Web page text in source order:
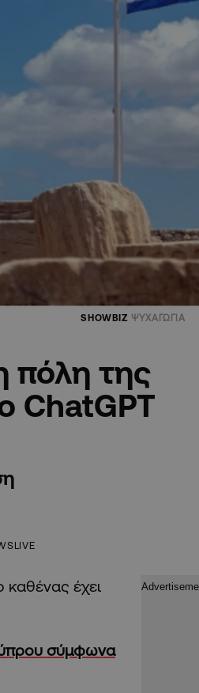
SHOWBIZ ΨΥΧΑΓΩΓΙΑ
πόλη της
ChatGPT
καθένας έχει
σύμφωνα